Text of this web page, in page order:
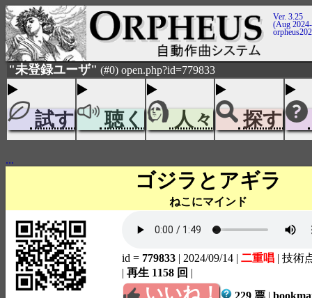
Ver. 3.25
(Aug
"未登録ユーザ" (#0) open.php?id=779833
試す 聴く 人々 探す
...
ゴジラとアギラ
ねこにマインド
id = 779833 | 2024/09/14 | 二重唱 | 技術
| 再生 1158 回 |
いいね！ 229 票 |